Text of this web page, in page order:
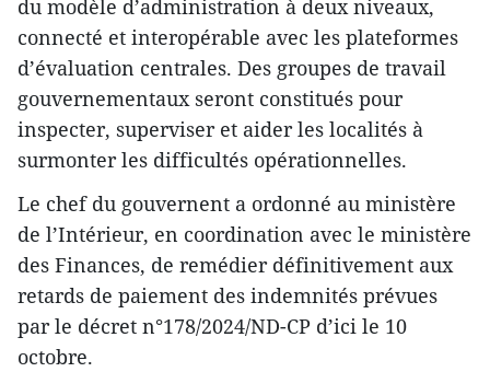
du modèle d’administration à deux niveaux,
connecté et interopérable avec les plateformes
d’évaluation centrales. Des groupes de travail
gouvernementaux seront constitués pour
inspecter, superviser et aider les localités à
surmonter les difficultés opérationnelles.
Le chef du gouvernent a ordonné au ministère
de l’Intérieur, en coordination avec le ministère
des Finances, de remédier définitivement aux
retards de paiement des indemnités prévues
par le décret n°178/2024/ND-CP d’ici le 10
octobre.